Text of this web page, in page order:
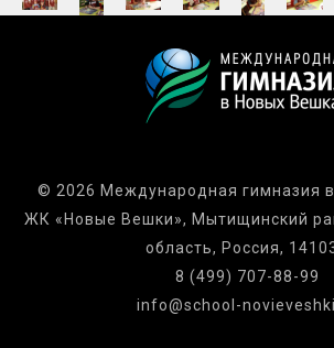
© 2026 Международная гимназия
ЖК «Новые Вешки», Мытищинский
область, Россия,
8 (499) 707-88-99
info@school-